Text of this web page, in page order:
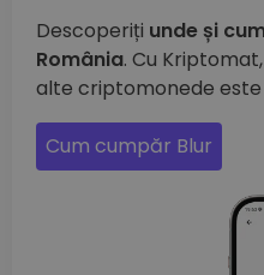
Descoperiți unde și
România. Cu
alte criptomonede este
Cum cumpăr Blur